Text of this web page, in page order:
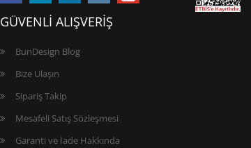
GÜVENLİ ALIŞVERİŞ
BunDesign Blog
Bize Ulaşın
Sipariş Takip
Mesafeli Satış Sözleşmesi
Garanti ve İade Hakkında